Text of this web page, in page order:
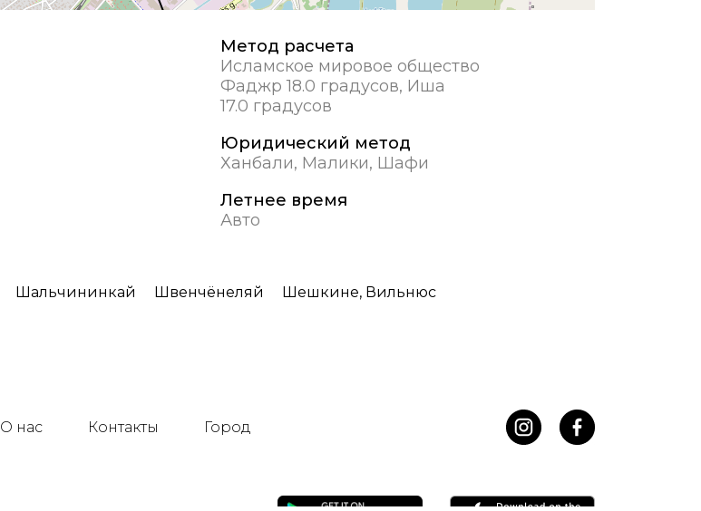
Метод расчета
Исламское мировое общество
Фаджр 18.0 градусов, Иша
17.0 градусов
Юридический метод
Ханбали, Малики, Шафи
Летнее время
Авто
Шальчининкай Швенчёнеляй Шешкине, Вильнюс
О нас Контакты Город